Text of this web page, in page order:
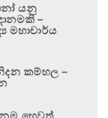
යනු
–
මහාචාර්ය
කම්හල –